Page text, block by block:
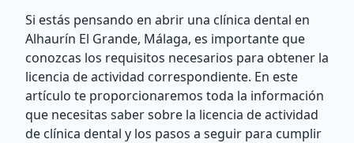
Si estás pensando en abrir una clínica dental en
Alhaurín El Grande, Málaga, es importante que
conozcas los requisitos necesarios para obtener la
licencia de actividad correspondiente. En este
artículo te proporcionaremos toda la información
que necesitas saber sobre la licencia de actividad
de clínica dental y los pasos a seguir para cumplir